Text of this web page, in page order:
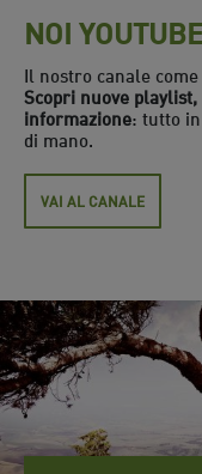
NOI
Il nostro canale
Scopri nuove
informazione: tutto
di mano.
VAI AL CANALE